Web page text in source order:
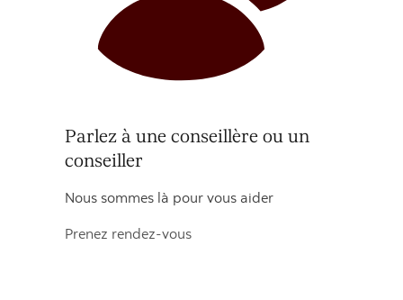
Parlez à une conseillère ou un
conseiller
Nous sommes là pour vous aider
Prenez rendez-vous